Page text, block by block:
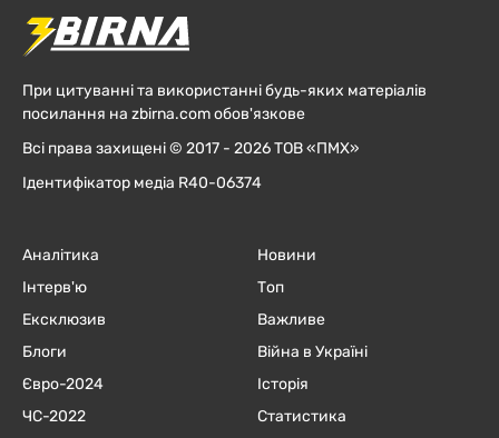
При цитуванні та використанні будь-яких матеріалів
посилання на zbirna.com обов'язкове
Всі права захищені © 2017 - 2026 ТОВ «ПМХ»
Ідентифікатор медіа R40-06374
Аналітика
Інтерв'ю
Ексклюзив
Блоги
Євро-2024
ЧC-2022
Новини
Топ
Важливе
Війна в Україні
Історія
Статистика